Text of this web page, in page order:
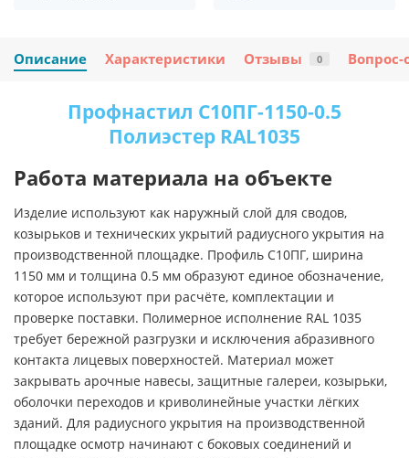
Описание Характеристики Отзывы 0 Вопрос-
Профнастил С10ПГ-1150-0.5
Полиэстер RAL1035
Работа материала на объекте
Изделие используют как наружный слой для сводов,
козырьков и технических укрытий радиусного укрытия на
производственной площадке. Профиль С10ПГ, ширина
1150 мм и толщина 0.5 мм образуют единое обозначение,
которое используют при расчёте, комплектации и
проверке поставки. Полимерное исполнение RAL 1035
требует бережной разгрузки и исключения абразивного
контакта лицевых поверхностей. Материал может
закрывать арочные навесы, защитные галереи, козырьки,
оболочки переходов и криволинейные участки лёгких
зданий. Для радиусного укрытия на производственной
площадке осмотр начинают с боковых соединений и